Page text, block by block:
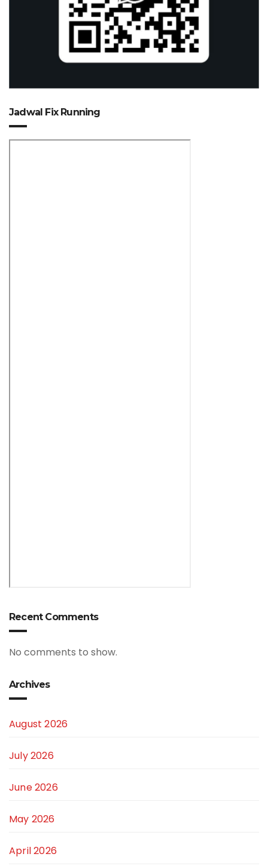
Jadwal Fix Running
Recent Comments
No comments to show.
Archives
August 2026
July 2026
June 2026
May 2026
April 2026